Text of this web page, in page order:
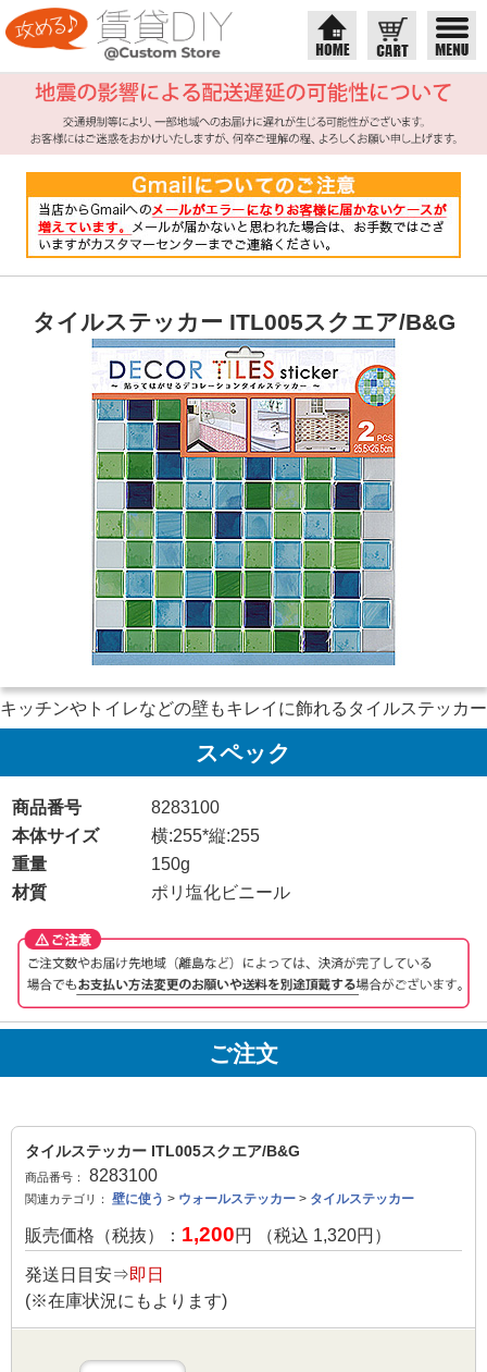
タイルステッカー ITL005スクエア/B&G
キッチンやトイレなどの壁もキレイに飾れるタイルステッカー
スペック
商品番号
8283100
本体サイズ
横:255*縦:255
重量
150g
材質
ポリ塩化ビニール
ご注文
タイルステッカー ITL005スクエア/B&G
商品番号： 8283100
関連カテゴリ： 壁に使う > ウォールステッカー > タイルステッカー
販売価格（税抜）： 1,200円 （税込 1,320円）
発送日目安⇒即日
(※在庫状況にもよります)